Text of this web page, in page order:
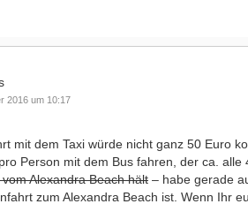
2016 um 10:17
mit dem Taxi würde nicht ganz 50 Euro
Person mit dem Bus fahren, der ca. alle
Alexandra Beach hält – habe gerade
zum Alexandra Beach ist. Wenn Ihr